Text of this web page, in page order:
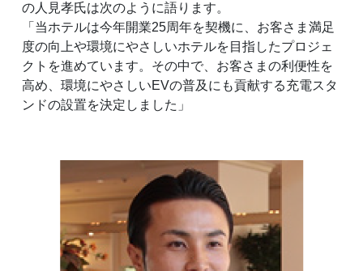
の人見孝氏は次のように語ります。
「当ホテルは今年開業25周年を契機に、お客さま満足
度の向上や環境にやさしいホテルを目指したプロジェ
クトを進めています。その中で、お客さまの利便性を
高め、環境にやさしいEVの普及にも貢献する充電スタ
ンドの設置を決定しました」